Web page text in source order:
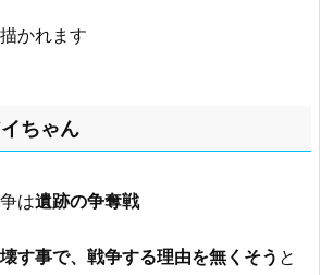
かれます
ちゃん
は遺跡の争奪戦
す事で、戦争する理由を無くそう と